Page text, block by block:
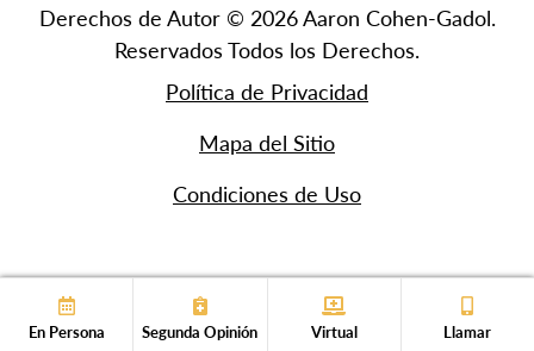
En Persona Segunda Opinión Virtual Llamar
Derechos de Autor © 2026 Aaron Cohen-Gadol.
Reservados Todos los Derechos.
Política de Privacidad
Mapa del Sitio
Condiciones de Uso